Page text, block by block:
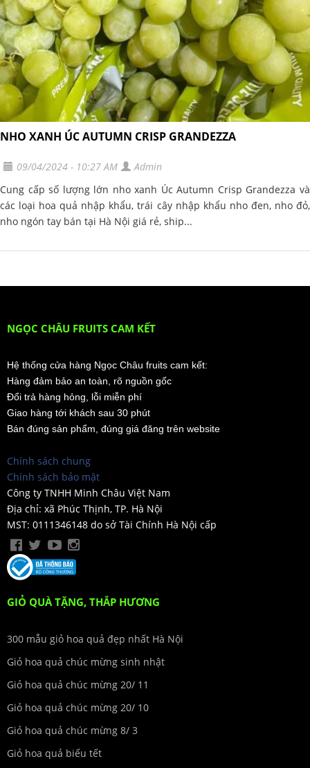
NHO XANH ÚC AUTUMN CRISP GRANDEZZA
09/04/2024 - 10:27 AM
Admin
Cung cấp số lượng lớn nho xanh Úc Autumn Crisp Grandezza và
các loại hoa quả nhập khẩu, trái cây nhập khẩu nho đen, nho đỏ,
nho ngón tay bán tại Hà Nội giá rẻ, ship...
NGỌC CHÂU FRUITS CAM KẾT
Hệ thống cửa hàng Ngọc Châu fruits cam kết:
Hàng đảm bảo an toàn, rõ nguồn gốc
Đổi trả hàng hỏng, lỗi miễn phí
Giao hàng tới khách sau 30 phút
Bán đúng sản phẩm, đúng giá đăng trên website
Chính sách chung
Chính sách bảo mật
Công ty TNHH Minh Châu Việt Nam
Địa chỉ: xã Phúc Thịnh, TP. Hà Nội
MST: 0111346148 do sở Tài Chính Hà Nội cấp
GIỎ QUÀ TẶNG, THẮP HƯƠNG
300 mẫu giỏ hoa quả đẹp nhất Hà Nội
Giỏ hoa quả chúc mừng sinh nhật
Giỏ hoa quả chúc mừng 20/ 11
Giỏ hoa quả chúc mừng 20/ 10
Giỏ hoa quả chúc mừng 8/ 3
Giỏ hoa quả biếu tết